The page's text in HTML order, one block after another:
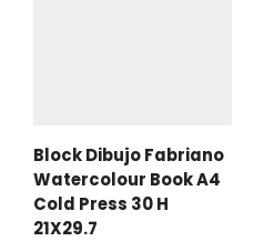
Block Dibujo Fabriano
Watercolour Book A4
Cold Press 30 H
21X29.7